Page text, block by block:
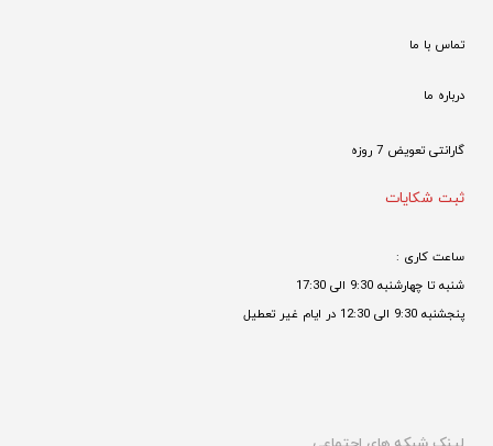
تماس با ما
درباره ما
گارانتی تعویض 7 روزه
ثبت شکایات
ساعت کاری :
شنبه تا چهارشنبه 9:30 الی 17:30
پنجشنبه 9:30 الی 12:30 در ایام غیر تعطیل